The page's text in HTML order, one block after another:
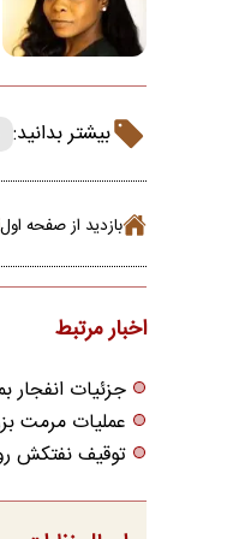
بیشتر بدانید:
بازدید از صفحه اول
اخبار مرتبط
جزئیات
عملیات مرمت
توقیف نفتکش